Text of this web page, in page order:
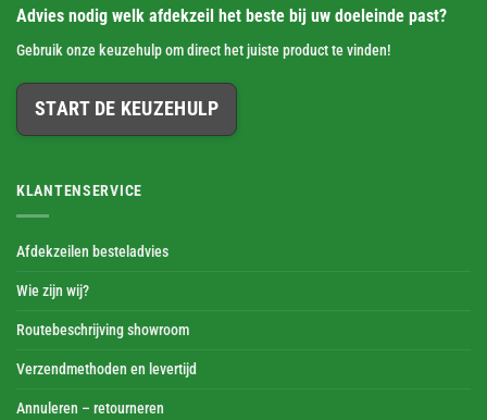
Advies nodig welk afdekzeil het beste bij uw doeleinde past?
Gebruik onze keuzehulp om direct het juiste product te vinden!
START DE KEUZEHULP
KLANTENSERVICE
Afdekzeilen besteladvies
Wie zijn wij?
Routebeschrijving showroom
Verzendmethoden en levertijd
Annuleren – retourneren